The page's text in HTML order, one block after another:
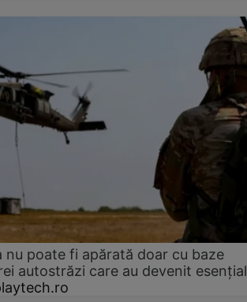
nu poate fi apărată doar cu baze
autostrăzi care au devenit